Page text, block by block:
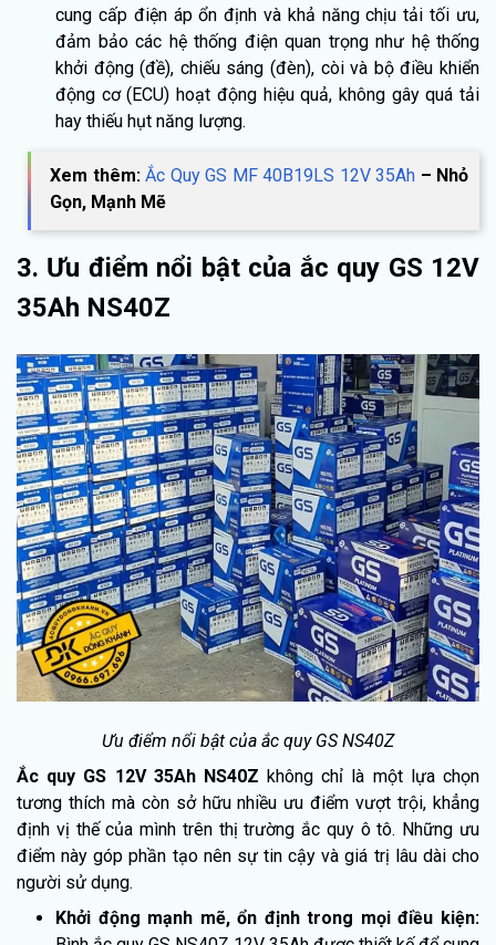
cung cấp điện áp ổn định và khả năng chịu tải tối ưu,
đảm bảo các hệ thống điện quan trọng như hệ thống
khởi động (đề), chiếu sáng (đèn), còi và bộ điều khiển
động cơ (ECU) hoạt động hiệu quả, không gây quá tải
hay thiếu hụt năng lượng.
Xem thêm: Ắc Quy GS MF 40B19LS 12V 35Ah – Nhỏ
Gọn, Mạnh Mẽ
3. Ưu điểm nổi bật của ắc quy GS 12V
35Ah NS40Z
Ưu điểm nổi bật của ắc quy GS NS40Z
Ắc quy GS 12V 35Ah NS40Z không chỉ là một lựa chọn
tương thích mà còn sở hữu nhiều ưu điểm vượt trội, khẳng
định vị thế của mình trên thị trường ắc quy ô tô. Những ưu
điểm này góp phần tạo nên sự tin cậy và giá trị lâu dài cho
người sử dụng.
Khởi động mạnh mẽ, ổn định trong mọi điều kiện: